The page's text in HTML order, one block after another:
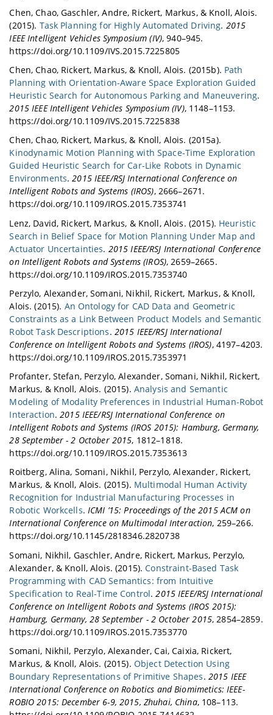
Chen, Chao, Gaschler, Andre, Rickert, Markus, & Knoll, Alois.
(2015). Task Planning for Highly Automated Driving. 2015
IEEE Intelligent Vehicles Symposium (IV), 940–945.
https://doi.org/10.1109/IVS.2015.7225805
Chen, Chao, Rickert, Markus, & Knoll, Alois. (2015b). Path
Planning with Orientation-Aware Space Exploration Guided
Heuristic Search for Autonomous Parking and Maneuvering.
2015 IEEE Intelligent Vehicles Symposium (IV), 1148–1153.
https://doi.org/10.1109/IVS.2015.7225838
Chen, Chao, Rickert, Markus, & Knoll, Alois. (2015a).
Kinodynamic Motion Planning with Space-Time Exploration
Guided Heuristic Search for Car-Like Robots in Dynamic
Environments.2015 IEEE/RSJ International Conference on
Intelligent Robots and Systems (IROS), 2666–2671.
https://doi.org/10.1109/IROS.2015.7353741
Lenz, David, Rickert, Markus, & Knoll, Alois. (2015). Heuristic
Search in Belief Space for Motion Planning Under Map and
Actuator Uncertainties. 2015 IEEE/RSJ International Conference
on Intelligent Robots and Systems (IROS), 2659–2665.
https://doi.org/10.1109/IROS.2015.7353740
Perzylo, Alexander, Somani, Nikhil, Rickert, Markus, & Knoll,
Alois. (2015). An Ontology for CAD Data and Geometric
Constraints as a Link Between Product Models and Semantic
Robot Task Descriptions. 2015 IEEE/RSJ International
Conference on Intelligent Robots and Systems (IROS), 4197–4203.
https://doi.org/10.1109/IROS.2015.7353971
Profanter, Stefan, Perzylo, Alexander, Somani, Nikhil, Rickert,
Markus, & Knoll, Alois. (2015). Analysis and Semantic
Modeling of Modality Preferences in Industrial Human-Robot
Interaction.2015 IEEE/RSJ International Conference on
Intelligent Robots and Systems (IROS 2015): Hamburg, Germany,
28 September - 2 October 2015, 1812–1818.
https://doi.org/10.1109/IROS.2015.7353613
Roitberg, Alina, Somani, Nikhil, Perzylo, Alexander, Rickert,
Markus, & Knoll, Alois. (2015). Multimodal Human Activity
Recognition for Industrial Manufacturing Processes in
Robotic Workcells.ICMI ’15: Proceedings of the 2015 ACM on
International Conference on Multimodal Interaction, 259–266.
https://doi.org/10.1145/2818346.2820738
Somani, Nikhil, Gaschler, Andre, Rickert, Markus, Perzylo,
Alexander, & Knoll, Alois. (2015).Constraint-Based Task
Programming with CAD Semantics: from Intuitive
Specification to Real-Time Control.2015 IEEE/RSJ International
Conference on Intelligent Robots and Systems (IROS 2015):
Hamburg, Germany, 28 September - 2 October 2015, 2854–2859.
https://doi.org/10.1109/IROS.2015.7353770
Somani, Nikhil, Perzylo, Alexander, Cai, Caixia, Rickert,
Markus, & Knoll, Alois. (2015). Object Detection Using
Boundary Representations of Primitive Shapes. 2015 IEEE
International Conference on Robotics and Biomimetics: IEEE-
ROBIO 2015: December 6-9, 2015, Zhuhai, China, 108–113.